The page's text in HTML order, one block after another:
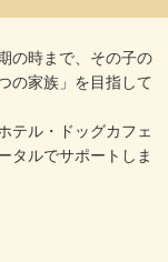
の時まで、その子の
の家族」を目指して
テル・ドッグカフェ
タルでサポートしま